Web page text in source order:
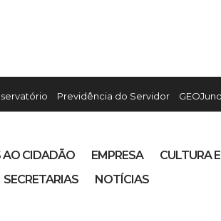
Previdência do Servidor
AO CIDADÃO EMPRESA
CULTURA
SECRETARIAS
NOTÍCIAS